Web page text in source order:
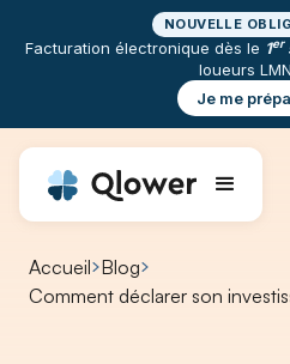
NOUVELLE
Facturation électronique dès le 1er
loueurs
Je me
Accueil Blog
Comment déclarer son